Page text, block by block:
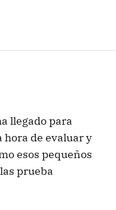
llegado para
hora de evaluar y
esos pequeños
prueba